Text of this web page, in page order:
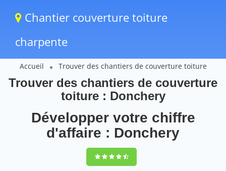
Chantier couverture toiture
charpente
Accueil Trouver des chantiers de couverture toiture
Trouver des chantiers de couverture
toiture : Donchery
Développer votre chiffre
d'affaire : Donchery